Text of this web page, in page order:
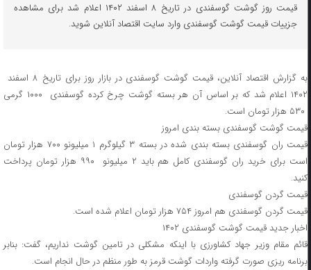
قیمت روز گوشت گوسفندی در تاریخ ۸ اسفند ۱۴۰۲ اعلام شد برای مشاهده
جزییات قیمت گوشت گوسفندی وارد سایت اقتصاد آنلاین شوید.
به گزارش اقتصاد آنلاین، قیمت گوشت گوسفندی در بازار روز برای تاریخ ۸ اسفند
۱۴۰۲ اعلام شد که بر اساس آن هر بسته گوشت چرخ کرده گوسفندی ۱۰۰۰ گرمی
قیمت گوشت گوسفندی بسته بندی امروز
قیمت ران گوسفندی بسته بندی شده در بسته ۳ گیلوگرم ۱ میلیونو ۷۰۰ هزار تومان
است برای خرید ران گوسفندی کامل هم باید ۲ میلیونو ۹۹۰ هزار تومان پرداخت
کنید.
قیمت گردن گوسفندی
قیمت گردن گوسفندی هم امروز ۷۵۴ هزار تومان اعلام شده است.
اخبار جدید قیمت گوشت گوسفندی ۱۴۰۲
قائم مقام وزیر جهاد کشاورزی با اینکه مشکلی در تامین گوشت نداریم، گفت: بنابر
برنامه ریزی صورت گرفته واردات گوشت قرمز به طور منظم در حال انجام است.